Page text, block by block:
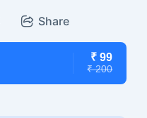
Share
₹ 99
₹ 200